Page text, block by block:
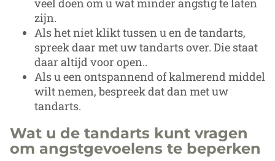
zijn.
Als het niet klikt tussen u en de tandarts,
spreek daar met uw tandarts over. Die staat
daar altijd voor open..
Als u een ontspannend of kalmerend middel
wilt nemen, bespreek dat dan met uw
tandarts.
Wat u de tandarts kunt vragen
om angstgevoelens te beperken